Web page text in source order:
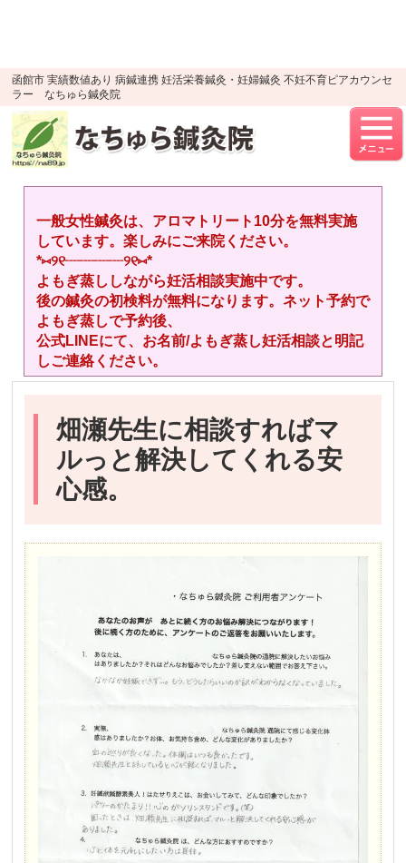
函館市 実績数値あり 病鍼連携 妊活栄養鍼灸・妊婦鍼灸 不妊不育ピアカウンセ
ラー なちゅら鍼灸院
一般女性鍼灸は、アロマトリート10分を無料実施
しています。楽しみにご来院ください。
*⑅︎୨୧┈︎┈︎┈︎┈︎୨୧⑅︎*
よもぎ蒸ししながら妊活相談実施中です。
後の鍼灸の初検料が無料になります。ネット予約で
よもぎ蒸しで予約後、
公式LINEにて、お名前/よもぎ蒸し妊活相談と明記
しご連絡ください。
畑瀬先生に相談すればマ
ルっと解決してくれる安
心感。